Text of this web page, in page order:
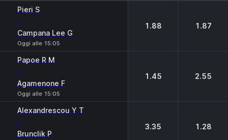
Pieri S
-
Campana Lee G
Oggi alle 15:05
1.88 1.87
Papoe R M
-
Agamenone F
Oggi alle 15:05
1.45 2.55
Alexandrescou Y T
-
Brunclik P
3.35 1.28